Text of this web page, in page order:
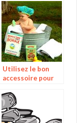
broyeur de
végétaux
Utilisez le bon
accessoire pour
votre enfant